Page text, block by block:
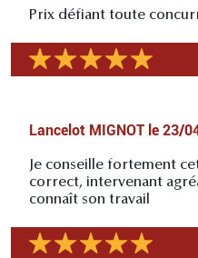
Prix défiant toute
Lancelot MIGNOT le 23/
Je conseille fortement
correct, intervenant
connaît son travail